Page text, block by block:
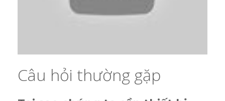
Câu hỏi thường gặp